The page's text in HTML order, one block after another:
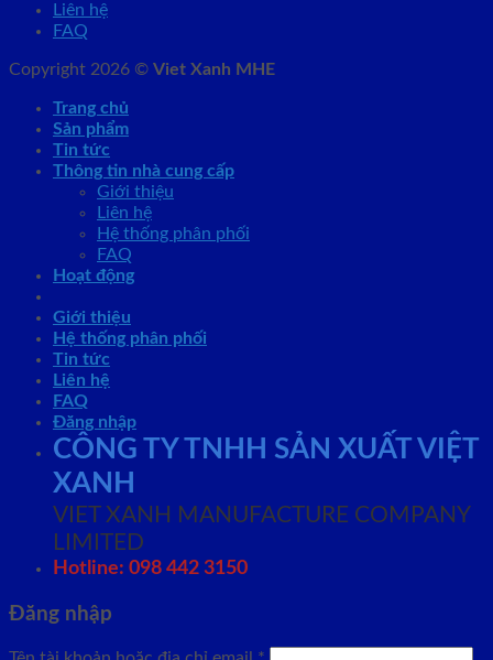
Liên hệ
FAQ
Copyright 2026 © Viet Xanh MHE
Trang chủ
Sản phẩm
Tin tức
Thông tin nhà cung cấp
Giới thiệu
Liên hệ
Hệ thống phân phối
FAQ
Hoạt động
Giới thiệu
Hệ thống phân phối
Tin tức
Liên hệ
FAQ
Đăng nhập
CÔNG TY TNHH SẢN XUẤT VIỆT
XANH
VIET XANH MANUFACTURE COMPANY
LIMITED
Hotline: 098 442 3150
Đăng nhập